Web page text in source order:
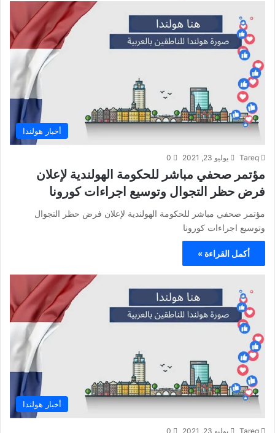
أخبار هولندا
Tareq يوليو 23, 2021 0
مؤتمر صحفي مباشر للحكومة الهولندية لإعلان
فرض حظر التجوال وتوسيع اجراءات كورونا
مؤتمر صحفي مباشر للحكومة الهولندية لإعلان فرض حظر التجوال
وتوسيع اجراءات كورونا
أكمل القراءة »
أخبار هولندا
Tareq يوليو 23, 2021 0